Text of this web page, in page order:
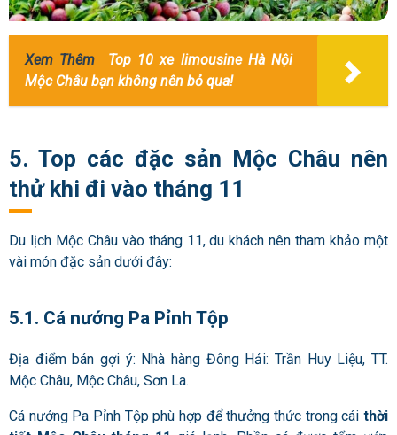
Xem Thêm
Top 10 xe limousine Hà Nội
Mộc Châu bạn không nên bỏ qua!
5. Top các đặc sản Mộc Châu nên
thử khi đi vào tháng 11
Du lịch Mộc Châu vào tháng 11, du khách nên tham khảo một
vài món đặc sản dưới đây:
5.1. Cá nướng Pa Pỉnh Tộp
Địa điểm bán gợi ý: Nhà hàng Đông Hải: Trần Huy Liệu, TT.
Mộc Châu, Mộc Châu, Sơn La.
Cá nướng Pa Pỉnh Tộp phù hợp để thưởng thức trong cái thời